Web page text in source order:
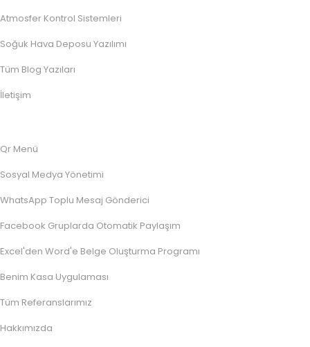
Atmosfer Kontrol Sistemleri
Soğuk Hava Deposu Yazılımı
Tüm Blog Yazıları
İletişim
Qr Menü
Sosyal Medya Yönetimi
WhatsApp Toplu Mesaj Gönderici
Facebook Gruplarda Otomatik Paylaşım
Excel'den Word'e Belge Oluşturma Programı
Benim Kasa Uygulaması
Tüm Referanslarımız
Hakkımızda